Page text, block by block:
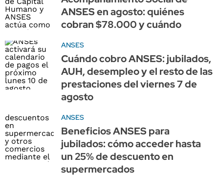
ANSES en agosto: quiénes
cobran $78.000 y cuándo
ANSES
Cuándo cobro ANSES: jubilados,
AUH, desempleo y el resto de las
prestaciones del viernes 7 de
agosto
ANSES
Beneficios ANSES para
jubilados: cómo acceder hasta
un 25% de descuento en
supermercados